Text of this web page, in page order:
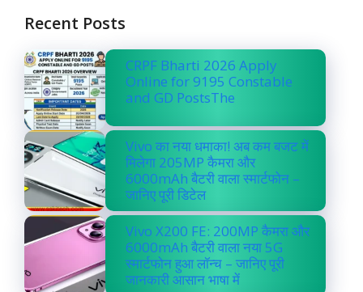
Recent Posts
CRPF Bharti 2026 Apply
Online for 9195 Constable
and GD PostsThe
Vivo का नया धमाका! अब कम बजट में
मिलेगा 205MP कैमरा और
6000mAh बैटरी वाला स्मार्टफोन –
जानिए पूरी डिटेल
Vivo X200 FE: 200MP कैमरा और
6000mAh बैटरी वाला नया 5G
स्मार्टफोन हुआ लॉन्च – जानिए पूरी
जानकारी आसान भाषा में